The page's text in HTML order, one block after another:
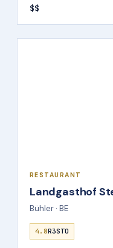
$$
RESTAURANT
Landgasthof
Bühler · BE
4.8R3STO